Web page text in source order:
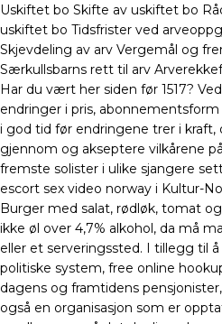
Uskiftet bo Skifte av uskiftet bo
uskiftet bo Tidsfrister ved
Skjevdeling av arv Vergemål og
Særkullsbarns rett til arv
Har du vært her siden før 1517?
endringer i pris,
i god tid før endringene trer i kraft,
gjennom og akseptere vilkårene
fremste solister i ulike sjangere
escort sex video norway i Kultur-
Burger med salat, rødløk, tomat
ikke øl over 4,7% alkohol, da må
eller et serveringssted. I tillegg til
politiske system, free online
dagens og framtidens
også en organisasjon som er